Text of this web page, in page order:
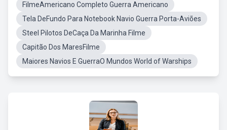
FilmeAmericano Completo Guerra Americano
Tela DeFundo Para Notebook Navio Guerra Porta-Aviões
Steel Pilotos DeCaça Da Marinha Filme
Capitão Dos MaresFilme
Maiores Navios E GuerraO Mundos World of Warships